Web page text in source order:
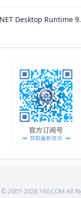
Desktop Runtime
2007-2026 160.COM All